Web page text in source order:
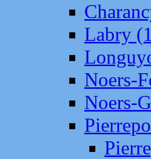
Labry
Noers-
Noers-